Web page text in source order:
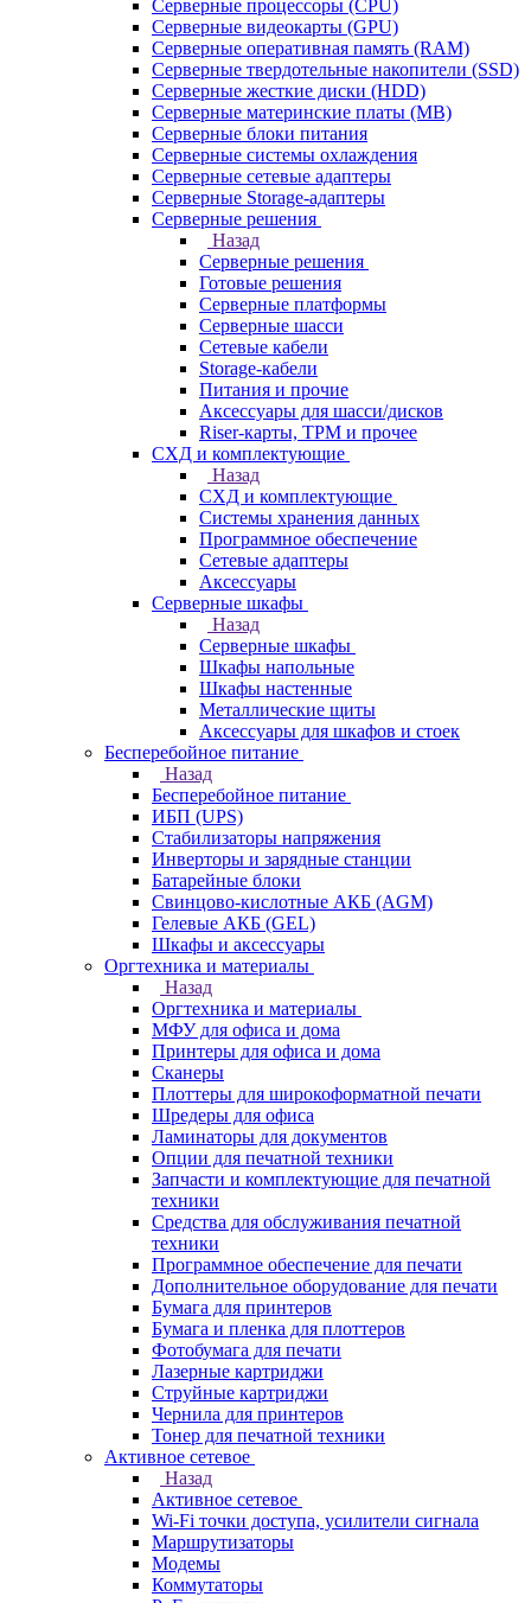
Серверные процессоры (CPU)
Серверные видеокарты (GPU)
Серверные оперативная память (RAM)
Серверные твердотельные накопители (SSD)
Серверные жесткие диски (HDD)
Серверные материнские платы (MB)
Серверные блоки питания
Серверные системы охлаждения
Серверные сетевые адаптеры
Серверные Storage-адаптеры
Серверные решения
Назад
Серверные решения
Готовые решения
Серверные платформы
Серверные шасси
Сетевые кабели
Storage-кабели
Питания и прочие
Аксессуары для шасси/дисков
Riser-карты, TPM и прочее
СХД и комплектующие
Назад
СХД и комплектующие
Системы хранения данных
Программное обеспечение
Сетевые адаптеры
Аксессуары
Серверные шкафы
Назад
Серверные шкафы
Шкафы напольные
Шкафы настенные
Металлические щиты
Аксессуары для шкафов и стоек
Бесперебойное питание
Назад
Бесперебойное питание
ИБП (UPS)
Стабилизаторы напряжения
Инверторы и зарядные станции
Батарейные блоки
Свинцово-кислотные АКБ (AGM)
Гелевые АКБ (GEL)
Шкафы и аксессуары
Оргтехника и материалы
Назад
Оргтехника и материалы
МФУ для офиса и дома
Принтеры для офиса и дома
Сканеры
Плоттеры для широкоформатной печати
Шредеры для офиса
Ламинаторы для документов
Опции для печатной техники
Запчасти и комплектующие для печатной
техники
Средства для обслуживания печатной
техники
Программное обеспечение для печати
Дополнительное оборудование для печати
Бумага для принтеров
Бумага и пленка для плоттеров
Фотобумага для печати
Лазерные картриджи
Струйные картриджи
Чернила для принтеров
Тонер для печатной техники
Активное сетевое
Назад
Активное сетевое
Wi-Fi точки доступа, усилители сигнала
Маршрутизаторы
Модемы
Коммутаторы